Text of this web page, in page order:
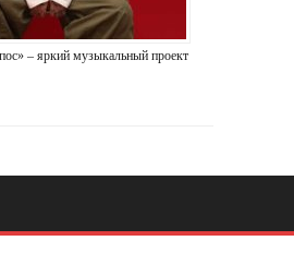
– яркий музыкальный проект